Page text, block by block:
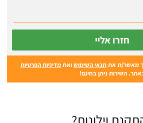
חזרו אליי
מאשר/ת אתתנאי השימושואתמדיניות הפרטיות
השירות ניתן בחינם!